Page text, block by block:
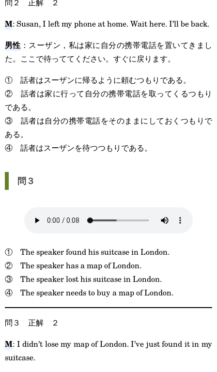
M: Susan, I left my phone at home. Wait here. I’ll be back.
男性：スーザン，私は家に自分の携帯電話を置いてきまし
た。ここで待っててください。すぐに戻ります。
① 話者はスーザンに帰るように頼むつもりである。
② 話者は家に行って自分の携帯電話を取ってくるつもり
である。
③ 話者は自分の携帯電話をそのままにしておくつもりで
ある。
④ 話者はスーザンを待つつもりである。
問３
① The speaker found his suitcase in London.
② The speaker has a map of London.
③ The speaker lost his suitcase in London.
④ The speaker needs to buy a map of London.
問３ 正解 ２
M: I didn’t lose my map of London. I’ve just found it in my
suitcase.